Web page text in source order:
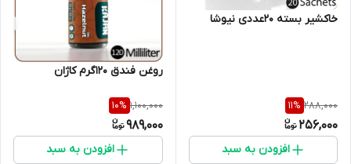
خاکشیر بسته ۲۰عددی نیوشا
288,000
11%
256,000
افزودن به سبد
روغن فندق 120گرم کاژان
1,100,000
10%
989,000
افزودن به سبد